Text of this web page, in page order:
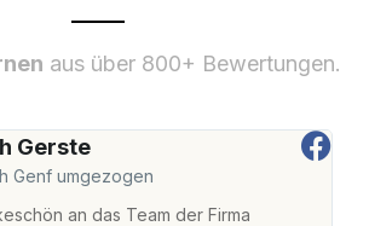
aus über 800+ Bewertungen.
Gerste
Genf umgezogen
an das Team der Firma